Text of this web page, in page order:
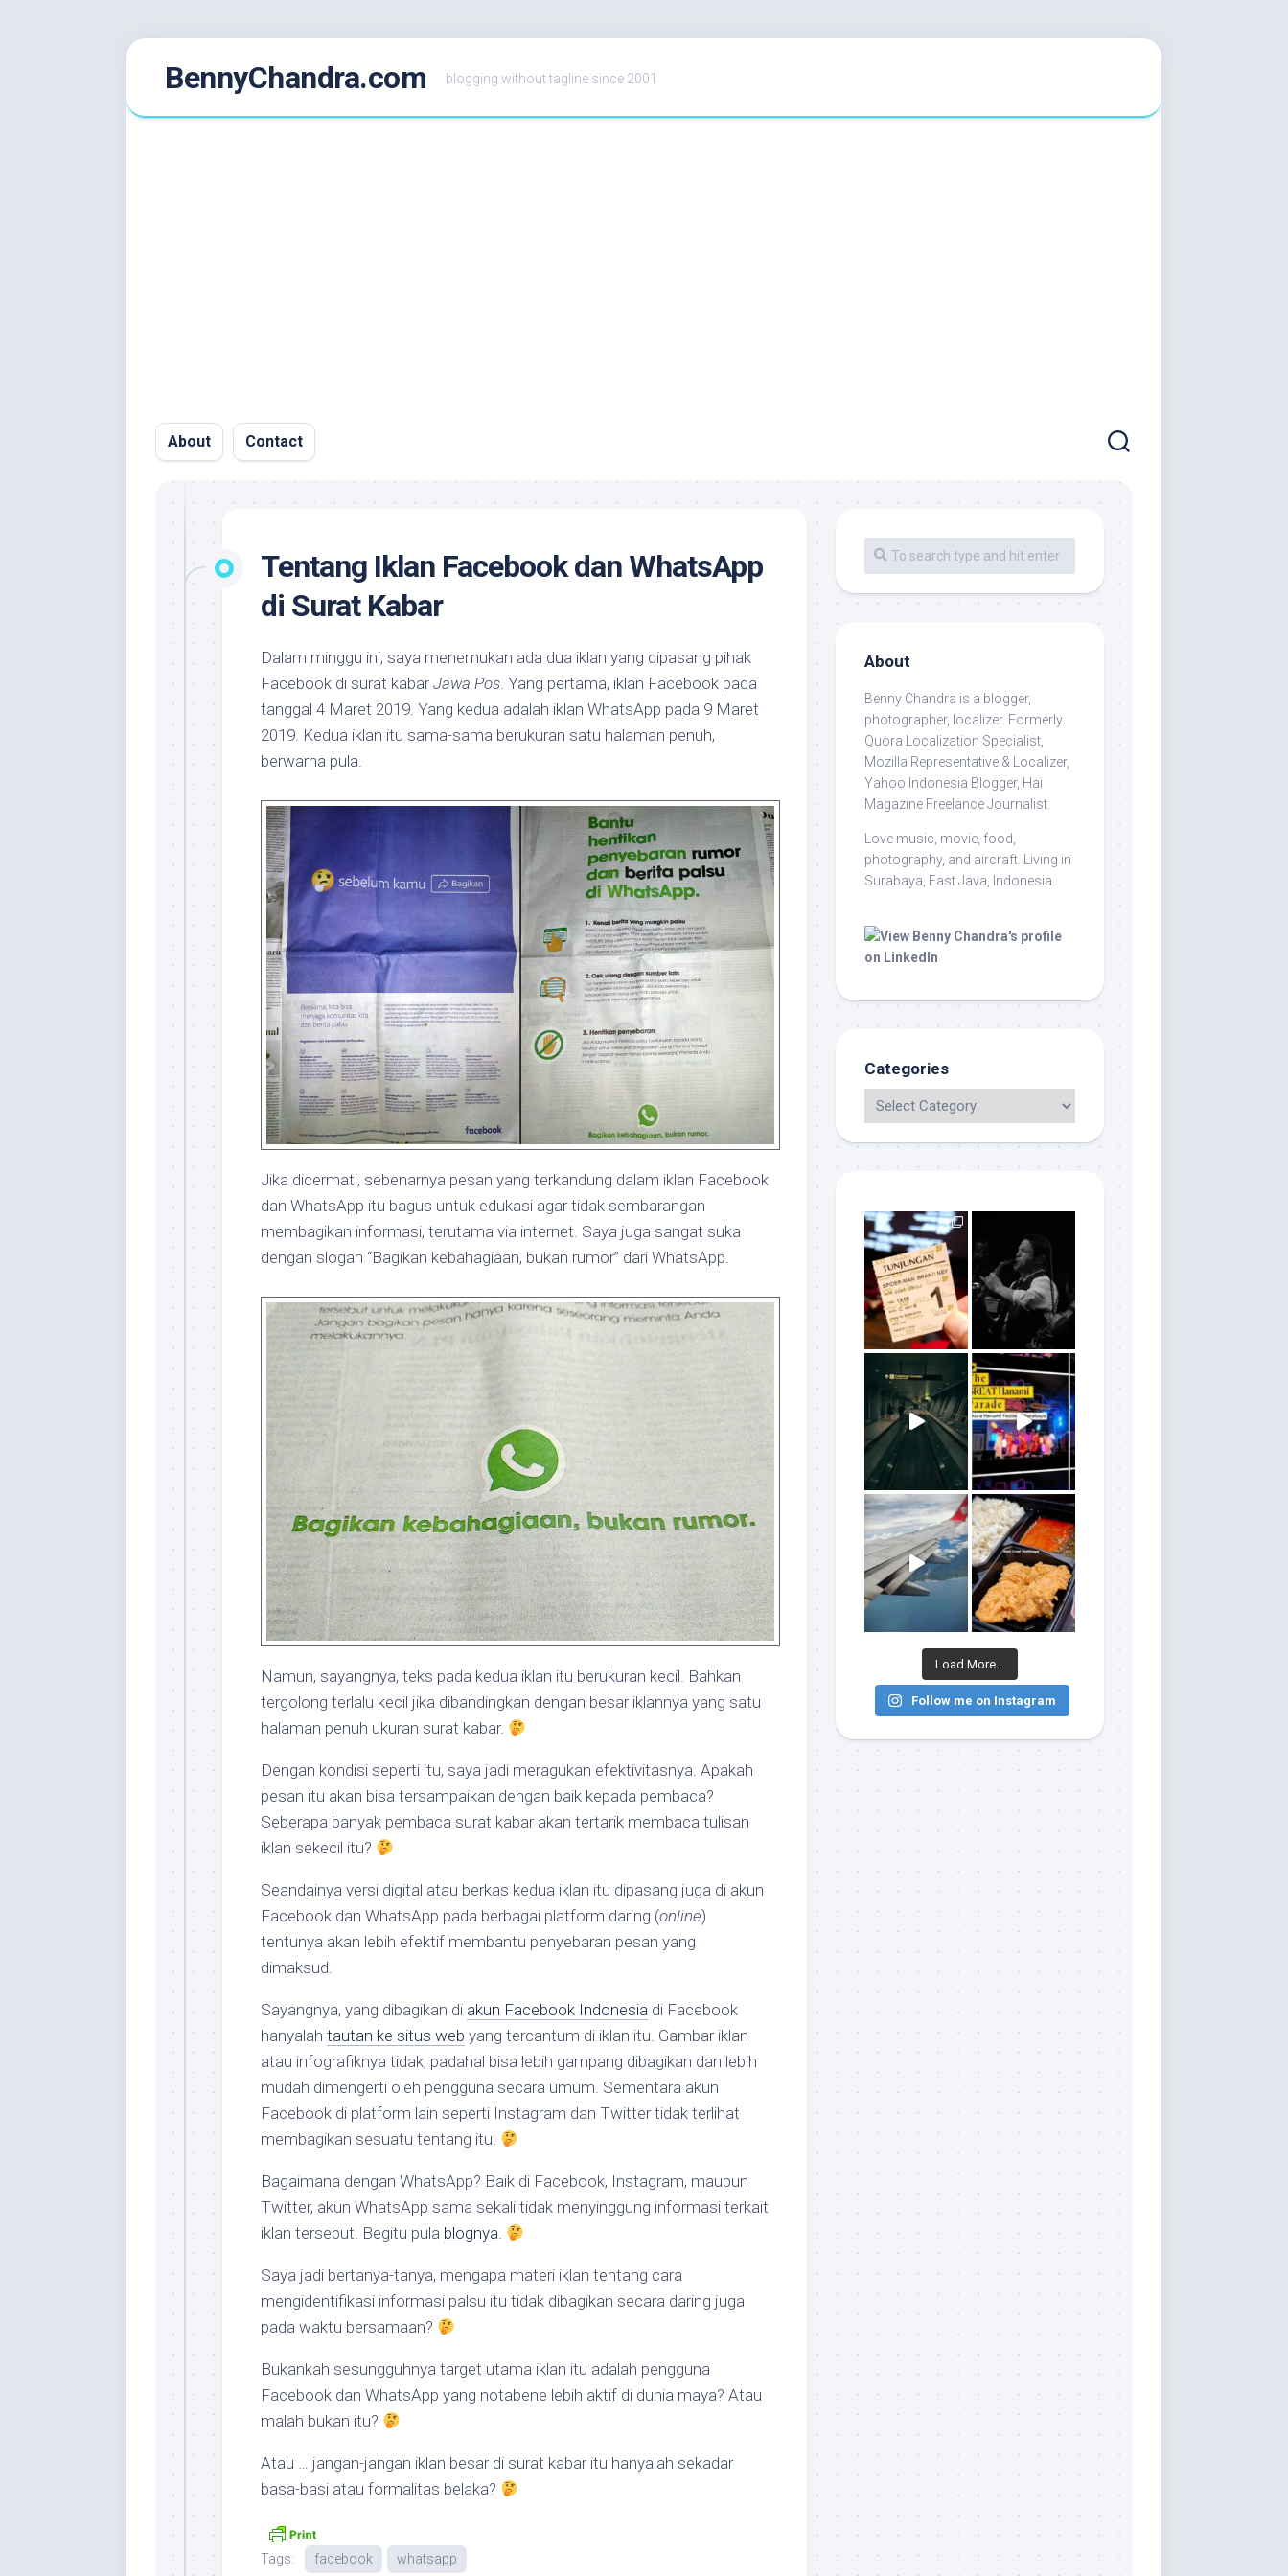
BennyChandra.com blogging without tagline since 2001
About Contact
Tentang Iklan Facebook dan WhatsApp
di Surat Kabar
Dalam minggu ini, saya menemukan ada dua iklan yang dipasang pihak
Facebook di surat kabarJawa Pos. Yang pertama, iklan Facebook pada
tanggal 4 Maret 2019. Yang kedua adalah iklan WhatsApp pada 9 Maret
2019. Kedua iklan itu sama-sama berukuran satu halaman penuh,
berwarna pula.
Jika dicermati, sebenarnya pesan yang terkandung dalam iklan Facebook
dan WhatsApp itu bagus untuk edukasi agar tidak sembarangan
membagikan informasi, terutama via internet. Saya juga sangat suka
dengan slogan “Bagikan kebahagiaan, bukan rumor” dari WhatsApp.
Namun, sayangnya, teks pada kedua iklan itu berukuran kecil. Bahkan
tergolong terlalu kecil jika dibandingkan dengan besar iklannya yang satu
halaman penuh ukuran surat kabar.
Dengan kondisi seperti itu, saya jadi meragukan efektivitasnya. Apakah
pesan itu akan bisa tersampaikan dengan baik kepada pembaca?
Seberapa banyak pembaca surat kabar akan tertarik membaca tulisan
iklan sekecil itu?
Seandainya versi digital atau berkas kedua iklan itu dipasang juga di akun
Facebook dan WhatsApp pada berbagai platform daring (online)
tentunya akan lebih efektif membantu penyebaran pesan yang
dimaksud.
Sayangnya, yang dibagikan di akun Facebook Indonesia di Facebook
hanyalah tautan ke situs web yang tercantum di iklan itu. Gambar iklan
atau infografiknya tidak, padahal bisa lebih gampang dibagikan dan lebih
mudah dimengerti oleh pengguna secara umum. Sementara akun
Facebook di platform lain seperti Instagram dan Twitter tidak terlihat
membagikan sesuatu tentang itu.
Bagaimana dengan WhatsApp? Baik di Facebook, Instagram, maupun
Twitter, akun WhatsApp sama sekali tidak menyinggung informasi terkait
iklan tersebut. Begitu pula blognya.
Saya jadi bertanya-tanya, mengapa materi iklan tentang cara
mengidentifikasi informasi palsu itu tidak dibagikan secara daring juga
pada waktu bersamaan?
Bukankah sesungguhnya target utama iklan itu adalah pengguna
Facebook dan WhatsApp yang notabene lebih aktif di dunia maya? Atau
malah bukan itu?
Atau … jangan-jangan iklan besar di surat kabar itu hanyalah sekadar
basa-basi atau formalitas belaka?
Tags: facebook whatsapp
About
Benny Chandra is a blogger,
photographer, localizer. Formerly
Quora Localization Specialist,
Mozilla Representative & Localizer,
Yahoo Indonesia Blogger, Hai
Magazine Freelance Journalist.
Love music, movie, food,
photography, and aircraft. Living in
Surabaya, East Java, Indonesia.
Categories
Load More...
Follow me on Instagram